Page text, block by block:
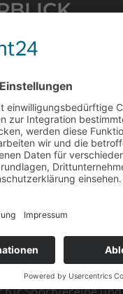
in einem
Umso
Kündigung
Prozess
UND